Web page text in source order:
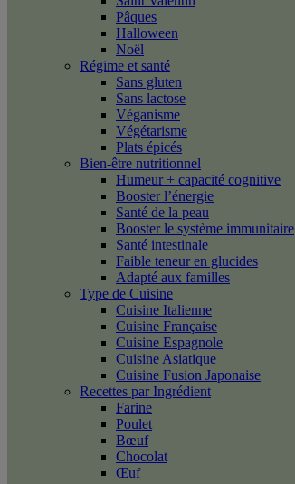
Pâques
Halloween
Noël
Régime et santé
Sans gluten
Sans lactose
Véganisme
Végétarisme
Plats épicés
Bien-être nutritionnel
Humeur + capacité cognitive
Booster l’énergie
Santé de la peau
Booster le système immunitaire
Santé intestinale
Faible teneur en glucides
Adapté aux familles
Type de Cuisine
Cuisine Italienne
Cuisine Française
Cuisine Espagnole
Cuisine Asiatique
Cuisine Fusion Japonaise
Recettes par Ingrédient
Farine
Poulet
Bœuf
Chocolat
Œuf